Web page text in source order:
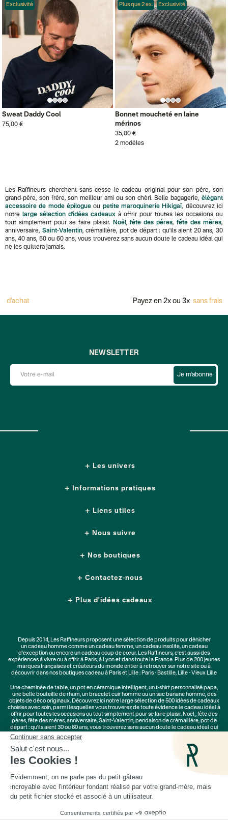
Exclusivité
Sweat Daddy Cool
75,00 €
Plus que 2 ex. Exclusivité
Bonnet moucheté en laine
mérinos
35,00 €
2 modèles
Les Raffineurs cherchent sans cesse le cadeau original pour son père, son
grand-père, son frère, son meilleur ami ou son chéri. Belle bagagerie, élégant
accessoire de mode épilogue ou petite maroquinerie Hikigaï, découvrez ici
notre large sélection d'idées cadeaux à offrir pour toutes les occasions ou
tout simplement pour se faire plaisir.
Noël,fête des pères,fête des mères,
anniversaire, Saint-Valentin, crémaillère, pot de départ : qu'ils aient 20 ans, 30
ans, 40 ans, 50 ou 60 ans, vous trouverez sans aucun doute le cadeau idéal qui
ne les quittera jamais.
Payez en 2x ou 3x sans frais avec Alma
Les univers
Informations pratiques
Liens utiles
NEWSLETTER
Je m'abonne
Nous suivre
Nos boutiques
Contactez-nous
Plus d'idées cadeaux
Depuis 2014, Les Raffineurs proposent une sélection de produits pour dénicher
uncadeau hommecomme un cadeau femme, uncadeau insolite, uncadeau
d'exceptionou encore un cadeau coup de cœur. Les Raffineurs, c'est aussi des
expériences à vivreou à offrir à Paris, à Lyon et dans toute la France. Plus de200 jeunes
marquesfrançaises et créateurs du monde entier à retrouver sur notre site ou à
découvrir dans nos boutiques cadeau à Paris et Lille : Paris - Bastille, Lille - Vieux Lille
Unecheminée de table, unpot en céramique intelligent, unt-shirt personnalisé papa,
une belle bouteille de rhum, un bracelet cuir hommeou unsac banane homme, des
objets de déco originaux. Découvrez ici notre large sélection de500 idées de cadeaux
choisies avec soin, parmi lesquelles vous trouverez de toute évidence le cadeau idéal à
offrir pour toutes les occasions ou tout simplement pour se faire plaisir. Noël,fête des
pères,fête des mères,anniversaire,Saint-Valentin,pendaison de crémaillère, pot de
départ : qu'ils aient 30 ou 60 ans, vous trouverez sans aucun doute le cadeau idéal qui
Cadeaux Saint-Valentin Cadeaux Fête des Mères
Cadeaux Fête des Pères
Cadeaux Fête des Grands-Pères Cadeaux Secret Santa